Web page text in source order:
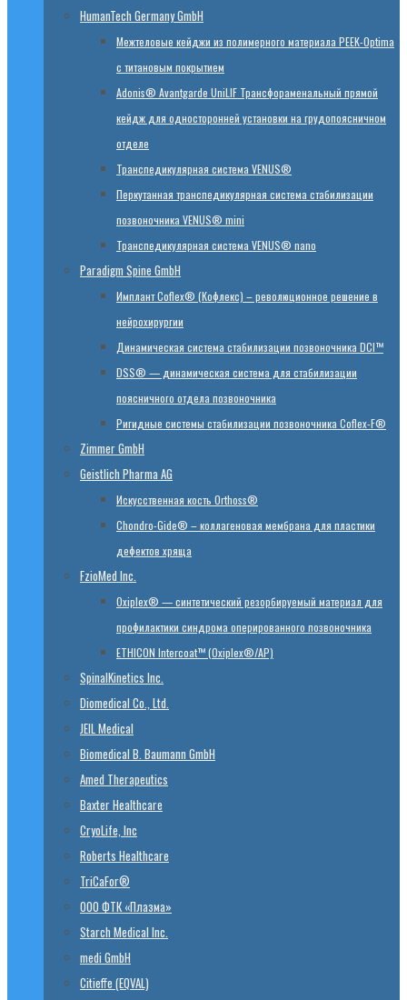
HumanTech Germany GmbH
Mежтеловые кейджи из полимерного материала PEEK-Optima
с титановым покрытием
Adonis® Avantgarde UniLIF Трансфораменальный прямой
кейдж для односторонней установки на грудопоясничном
отделе
Транспедикулярная система VENUS®
Перкутанная транспедикулярная система стабилизации
позвоночника VENUS® mini
Транспедикулярная система VENUS® nano
Paradigm Spine GmbH
Имплант Coflex® (Кофлекс) – революционное решение в
нейрохирургии
Динамическая система стабилизации позвоночника DCI™
DSS® — динамическая система для стабилизации
поясничного отдела позвоночника
Ригидные системы стабилизации позвоночника Coflex-F®
Zimmer GmbH
Geistlich Pharma AG
Искусственная кость Orthoss®
Chondro-Gide® – коллагеновая мембрана для пластики
дефектов хряща
FzioMed Inc.
Oxiplex® — синтетический резорбируемый материал для
профилактики синдрома оперированного позвоночника
ETHICON Intercoat™ (Oxiplex®/AP)
SpinalKinetics Inc.
Diomedical Co., Ltd.
JEIL Medical
Biomedical B. Baumann GmbH
Amed Therapeutics
Baxter Healthcare
CryoLife, Inc
Roberts Healthcare
TriCaFor®
ООО ФТК «Плазма»
Starch Medical Inc.
medi GmbH
Citieffe (EQVAL)